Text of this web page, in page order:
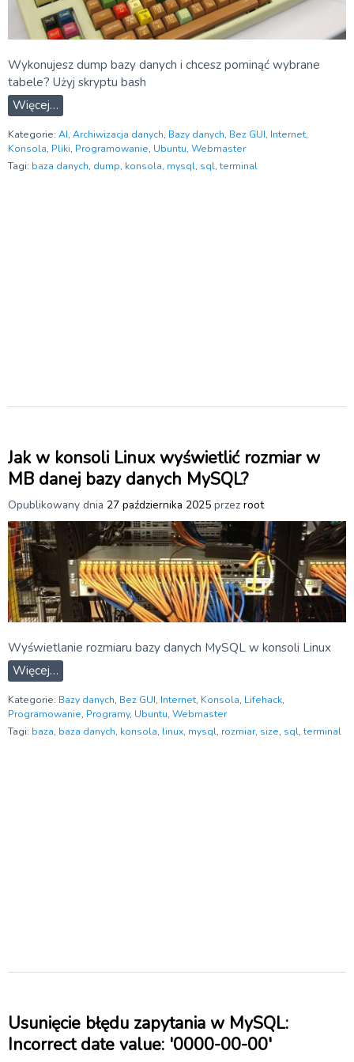
Wykonujesz dump bazy danych i chcesz pominąć wybrane
tabele? Użyj skryptu bash
Więcej…
Kategorie: AI, Archiwizacja danych, Bazy danych, Bez GUI, Internet,
Konsola, Pliki, Programowanie, Ubuntu, Webmaster
Tagi: baza danych, dump, konsola, mysql, sql,terminal
Jak w konsoli Linux wyświetlić rozmiar w
MB danej bazy danych MySQL?
Opublikowany dnia 27 października 2025 przez root
Wyświetlanie rozmiaru bazy danych MySQL w konsoli Linux
Więcej…
Kategorie: Bazy danych, Bez GUI, Internet, Konsola, Lifehack,
Programowanie, Programy, Ubuntu, Webmaster
Tagi: baza, baza danych, konsola, linux, mysql, rozmiar, size, sql,terminal
Usunięcie błędu zapytania w MySQL:
Incorrect date value: '0000-00-00′